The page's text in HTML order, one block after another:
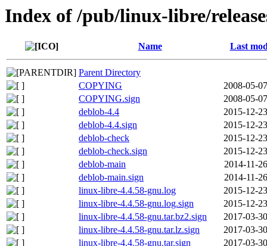
Index of /pub/linux-libre/
Name Last
Parent Directory
COPYING
2008-05-
COPYING.sign
2008-05-
deblob-4.4
2015-12-
deblob-4.4.sign
2015-12-
deblob-check
2015-12-
deblob-check.sign
2015-12-
deblob-main
2014-11-
deblob-main.sign
2014-11-
linux-libre-4.4.58-gnu.log
2015-12-
linux-libre-4.4.58-gnu.log.sign
2015-12-
linux-libre-4.4.58-gnu.tar.bz2.sign
2017-03-
linux-libre-4.4.58-gnu.tar.lz.sign
2017-03-
linux-libre-4.4.58-gnu.tar.sign
2017-03-